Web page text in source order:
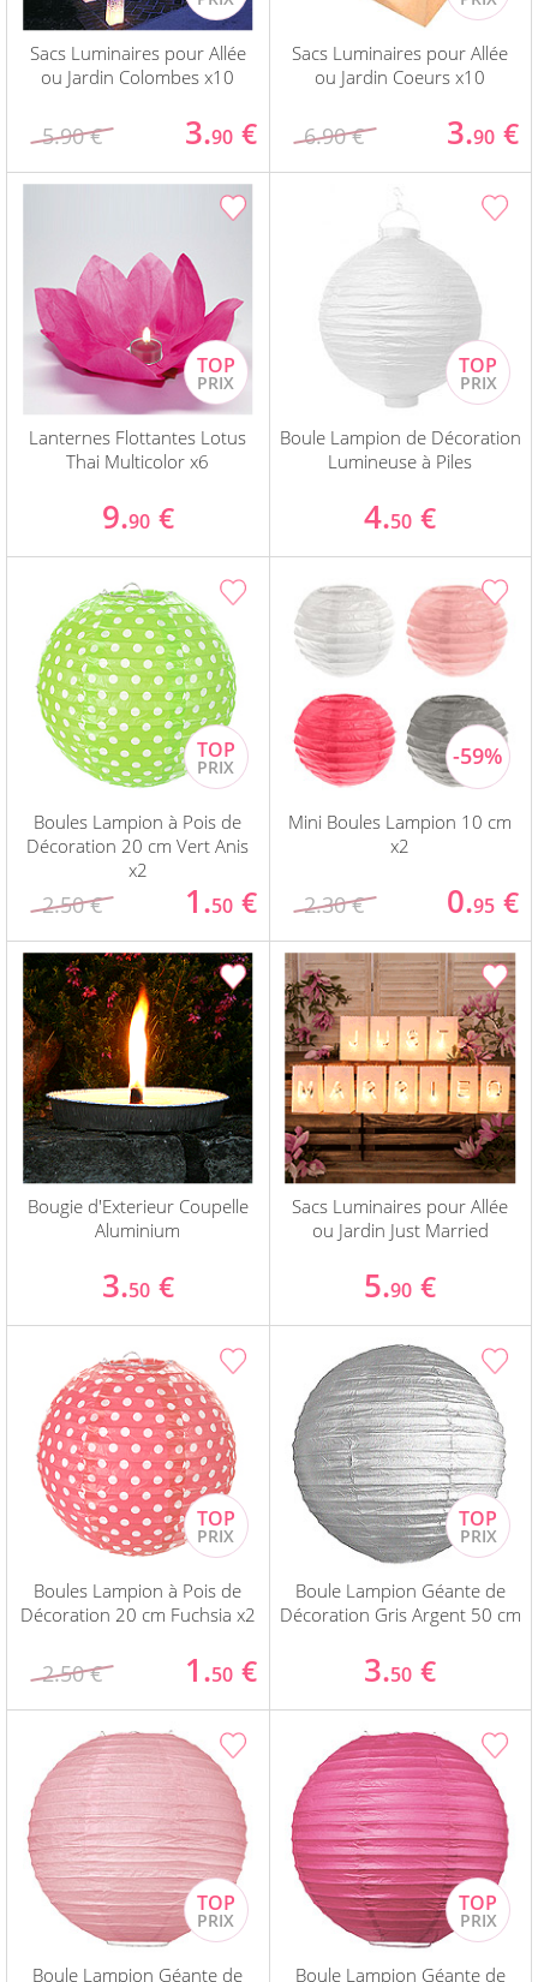
Sacs Luminaires pour Allée
ou Jardin Colombes x10
5.90 € 3.90 €
Sacs Luminaires pour Allée
ou Jardin Coeurs x10
6.90 € 3.90 €
Lanternes Flottantes Lotus
Thai Multicolor x6
9.90 €
Boule Lampion de Décoration
Lumineuse à Piles
4.50 €
Boules Lampion à Pois de
Décoration 20 cm Vert Anis
x2
2.50 € 1.50 €
Mini Boules Lampion 10 cm
x2
2.30 € 0.95 €
Bougie d'Exterieur Coupelle
Aluminium
3.50 €
Sacs Luminaires pour Allée
ou Jardin Just Married
5.90 €
Boules Lampion à Pois de
Décoration 20 cm Fuchsia x2
2.50 € 1.50 €
Boule Lampion Géante de
Décoration Gris Argent 50 cm
3.50 €
Boule Lampion Géante de Boule Lampion Géante de